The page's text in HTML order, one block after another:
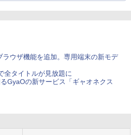
ラウザ機能を追加。専用端末の新モデ
全タイトルが見放題に
GyaOの新サービス「ギャオネクス